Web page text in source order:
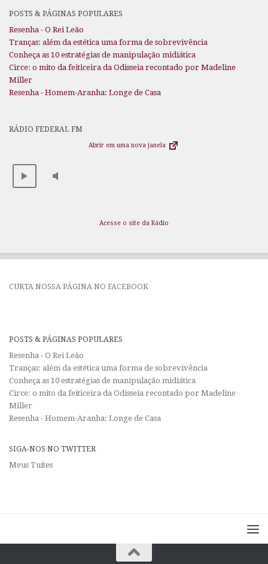
POSTS & PÁGINAS POPULARES
Resenha - O Rei Leão
Tranças: além da estética uma forma de sobrevivência
Conheça as 10 estratégias de manipulação midiática
Circe: o mito da feiticeira da Odisseia recontado por Madeline
Miller
Resenha - Homem-Aranha: Longe de Casa
RÁDIO FEDERAL FM
Abrir em uma nova janela
Acesse o site da Rádio
CURTA NOSSA PÁGINA NO FACEBOOK
POSTS & PÁGINAS POPULARES
Resenha - O Rei Leão
Tranças: além da estética uma forma de sobrevivência
Conheça as 10 estratégias de manipulação midiática
Circe: o mito da feiticeira da Odisseia recontado por Madeline
Miller
Resenha - Homem-Aranha: Longe de Casa
SIGA-NOS NO TWITTER
Meus Tuítes